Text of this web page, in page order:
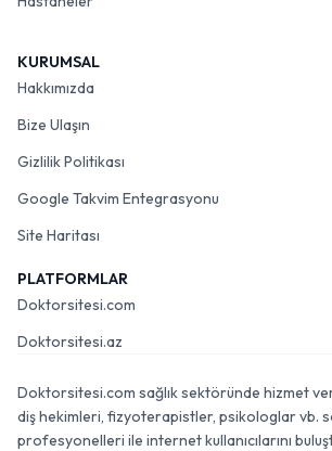
KURUMSAL
Hakkımızda
Bize Ulaşın
Gizlilik Politikası
Google Takvim Entegrasyonu
Site Haritası
PLATFORMLAR
Doktorsitesi.com
Doktorsitesi.az
Doktorsitesi.com sağlık sektöründe hizmet
diş hekimleri, fizyoterapistler, psikologlar vb.
profesyonelleri ile internet kullanıcılarını